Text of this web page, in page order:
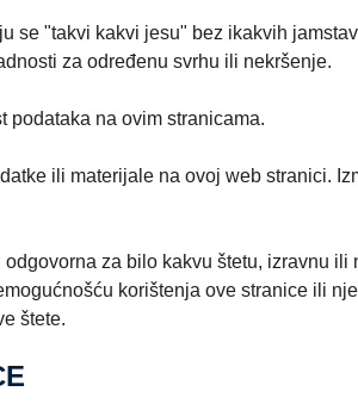
se "takvi kakvi jesu" bez ikakvih
za određenu svrhu ili nekršenje.
podataka na ovim stranicama.
ili materijale na ovoj web stranici.
za bilo kakvu štetu, izravnu
korištenja ove stranice ili
štete.